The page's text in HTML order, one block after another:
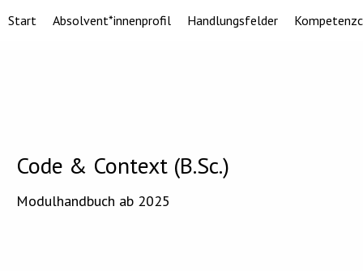
Start Absolvent*innenprofil Handlungsfelder
Code & Context (B.Sc.)
Modulhandbuch ab 2025